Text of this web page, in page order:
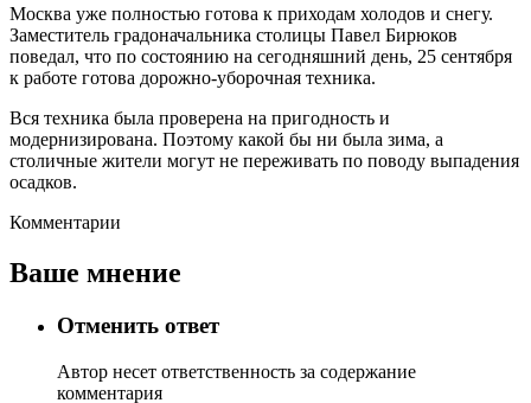
Москва уже полностью готова к приходам холодов и снегу.
Заместитель градоначальника столицы Павел Бирюков
поведал, что по состоянию на сегодняшний день, 25 сентября
к работе готова дорожно-уборочная техника.
Вся техника была проверена на пригодность и
модернизирована. Поэтому какой бы ни была зима, а
столичные жители могут не переживать по поводу выпадения
осадков.
Комментарии
Ваше мнение
Отменить ответ
Автор несет ответственность за содержание
комментария